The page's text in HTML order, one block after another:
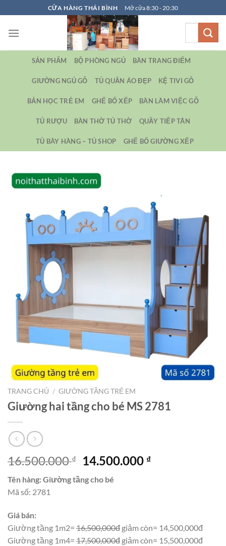
qua
nội
CỬA HÀNG THÁI BÌNH Mở cửa 8:30 - 20:30
SẢN PHẨM BỘ PHÒNG NGỦ BÀN TRANG ĐIỂM
GIƯỜNG NGỦ GỖ TỦ QUẦN ÁO ĐẸP KỆ TIVI GỖ
BẢN HỌC TRẺ EM GHẾ BỐ XẾP BÀN LÀM VIỆC GỖ
TỦ RƯỢU BÀN THỜ TỦ THỜ QUẦY TIẾP TÂN
TỦ BÀY HÀNG – TỦ SHOP GHẾ BỐ GIƯỜNG XẾP
TRANG CHỦ / GIƯỜNG TẦNG TRẺ EM
Giường hai tầng cho bé MS 2781
16.500.000₫
Giá
là:
14.500.000 ₫Giá
Tên hàng: Giường tầng cho bé
Mã số: 2781
Giá bán:
Giường tầng 1m2= 16,500,000đ giảm còn= 14,500,000đ
Giường tầng 1m4= 17,500,000đ giảm còn= 15,500,000đ